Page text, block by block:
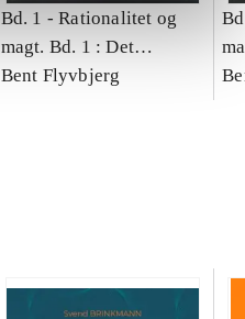
Bd. 1 -Rationalitet og
magt. Bd. 1 : Det
konkretes videnskab
Bent Flyvbjerg